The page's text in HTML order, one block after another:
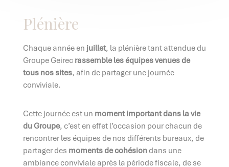
Plénière
Chaque année en juillet, la plénière tant attendue du
Groupe Geirecrassemble les équipes venues de
tous nos sites, afin de partager une journée
conviviale.
Cette journée est un moment important dans la vie
du Groupe, c’est en effet l’occasion pour chacun de
rencontrer les équipes de nos différents bureaux, de
partager des moments de cohésiondans une
ambiance conviviale après la période fiscale, de se